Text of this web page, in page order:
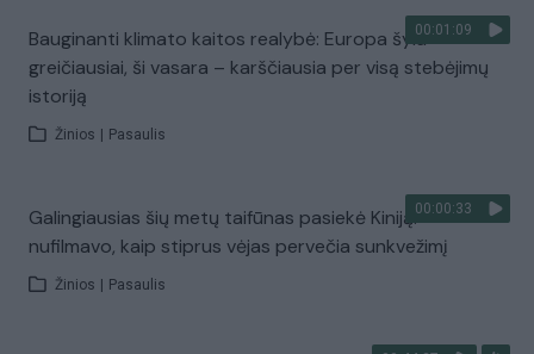
00:01:09
Bauginanti klimato kaitos realybė: Europa šyla
greičiausiai, ši vasara – karščiausia per visą stebėjimų
istoriją
Žinios Pasaulis
00:00:33
Galingiausias šių metų taifūnas pasiekė Kiniją:
nufilmavo, kaip stiprus vėjas pervečia sunkvežimį
Žinios Pasaulis